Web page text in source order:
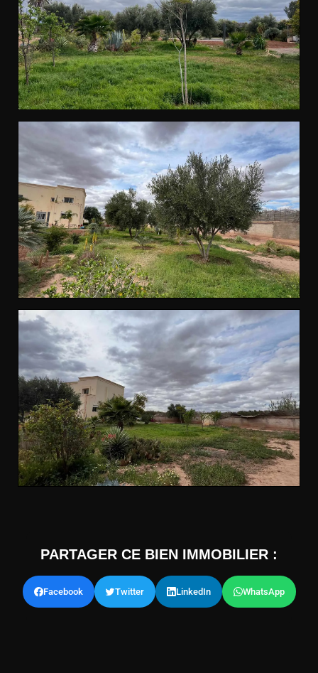
PARTAGER CE BIEN IMMOBILIER :
Facebook Twitter LinkedIn WhatsApp